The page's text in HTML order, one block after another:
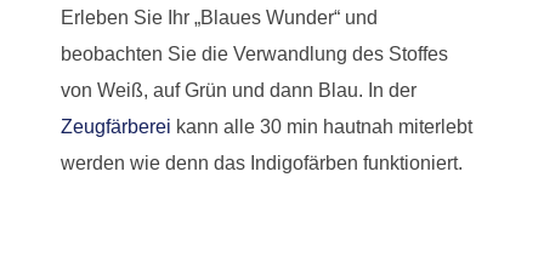
Erleben Sie Ihr „Blaues Wunder“ und
beobachten Sie die Verwandlung des Stoffes
von Weiß, auf Grün und dann Blau. In der
Zeugfärberei kann alle 30 min hautnah miterlebt
werden wie denn das Indigofärben funktioniert.